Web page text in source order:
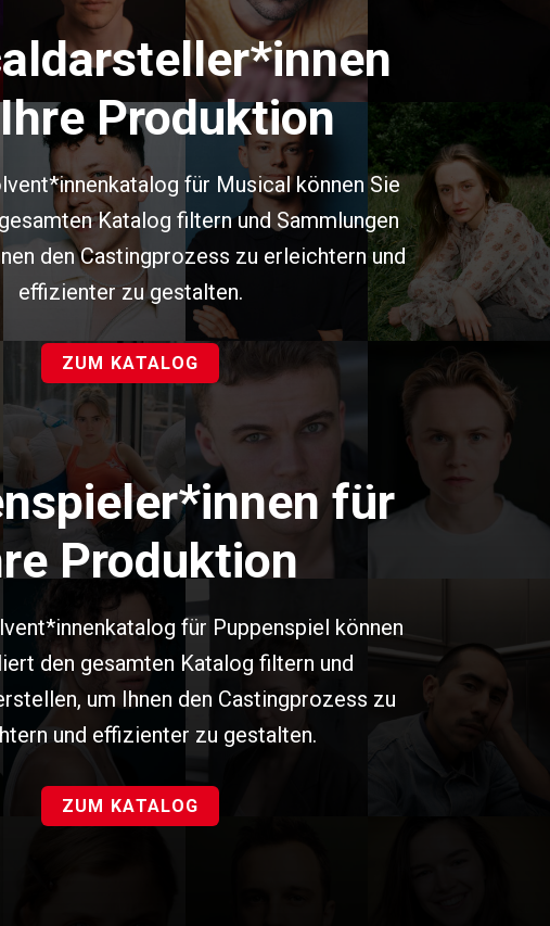
*innen
Produktion
für Musical können Sie
Katalog filtern und Sammlungen
den Castingprozess zu erleichtern und
effizienter zu gestalten.
ZUM KATALOG
für
Produktion
für Puppenspiel können
den gesamten Katalog filtern und
um Ihnen den Castingprozess zu
und effizienter zu gestalten.
ZUM KATALOG